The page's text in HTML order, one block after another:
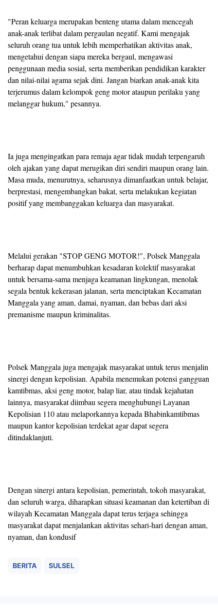
"Peran keluarga merupakan benteng utama dalam mencegah
anak-anak terlibat dalam pergaulan negatif. Kami mengajak
seluruh orang tua untuk lebih memperhatikan aktivitas anak,
mengetahui dengan siapa mereka bergaul, mengawasi
penggunaan media sosial, serta memberikan pendidikan karakter
dan nilai-nilai agama sejak dini. Jangan biarkan anak-anak kita
terjerumus dalam kelompok geng motor ataupun perilaku yang
melanggar hukum," pesannya.
Ia juga mengingatkan para remaja agar tidak mudah terpengaruh
oleh ajakan yang dapat merugikan diri sendiri maupun orang lain.
Masa muda, menurutnya, seharusnya dimanfaatkan untuk belajar,
berprestasi, mengembangkan bakat, serta melakukan kegiatan
positif yang membanggakan keluarga dan masyarakat.
Melalui gerakan "STOP GENG MOTOR!", Polsek Manggala
berharap dapat menumbuhkan kesadaran kolektif masyarakat
untuk bersama-sama menjaga keamanan lingkungan, menolak
segala bentuk kekerasan jalanan, serta menciptakan Kecamatan
Manggala yang aman, damai, nyaman, dan bebas dari aksi
premanisme maupun kriminalitas.
Polsek Manggala juga mengajak masyarakat untuk terus menjalin
sinergi dengan kepolisian. Apabila menemukan potensi gangguan
kamtibmas, aksi geng motor, balap liar, atau tindak kejahatan
lainnya, masyarakat diimbau segera menghubungi Layanan
Kepolisian 110 atau melaporkannya kepada Bhabinkamtibmas
maupun kantor kepolisian terdekat agar dapat segera
ditindaklanjuti.
Dengan sinergi antara kepolisian, pemerintah, tokoh masyarakat,
dan seluruh warga, diharapkan situasi keamanan dan ketertiban di
wilayah Kecamatan Manggala dapat terus terjaga sehingga
masyarakat dapat menjalankan aktivitas sehari-hari dengan aman,
nyaman, dan kondusif
BERITA SULSEL